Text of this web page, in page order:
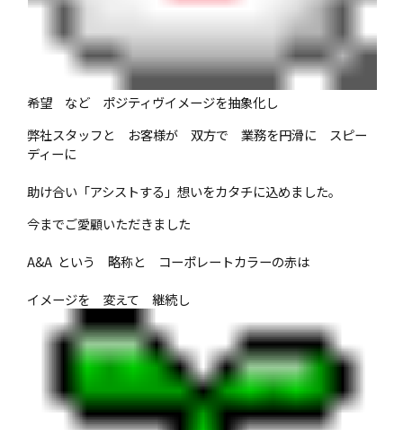
希望 など ポジティヴイメージを抽象化し
弊社スタッフと お客様が 双方で 業務を円滑に スピー
ディーに
助け合い「アシストする」想いをカタチに込めました。
今までご愛顧いただきました
A&A という 略称と コーポレートカラーの赤は
イメージを 変えて 継続し